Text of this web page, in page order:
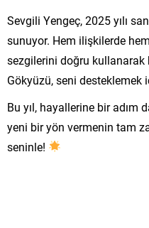
Sevgili Yengeç, 2025 yılı
sunuyor. Hem ilişkilerde
sezgilerini doğru kullanarak
Gökyüzü, seni desteklemek
Bu yıl, hayallerine bir adım
yeni bir yön vermenin tam
seninle!